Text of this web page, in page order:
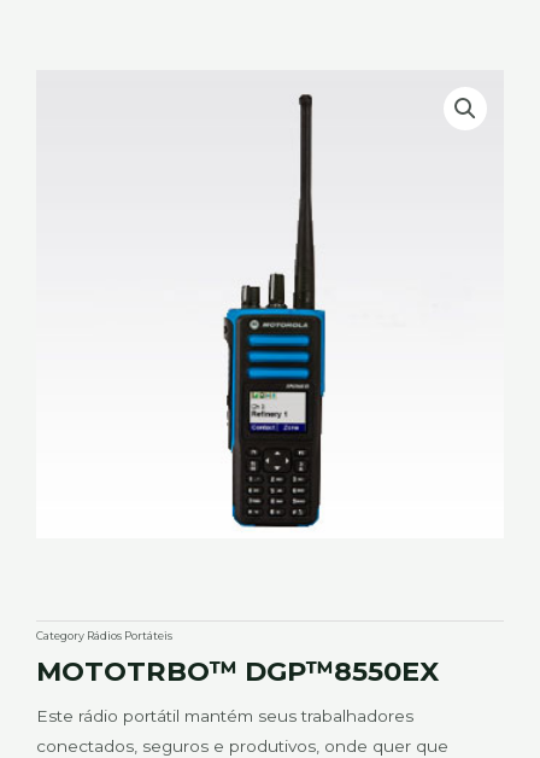
Category Rádios Portáteis
MOTOTRBO™ DGP™8550EX
Este rádio portátil mantém seus trabalhadores
conectados, seguros e produtivos, onde quer que